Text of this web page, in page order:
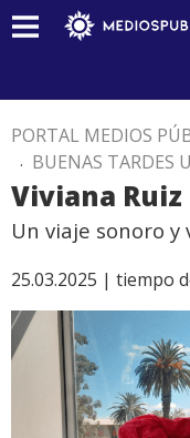
PORTAL MEDIOS
. BUENAS TARDES
Viviana
Un viaje sonoro y
25.03.2025 | tiempo